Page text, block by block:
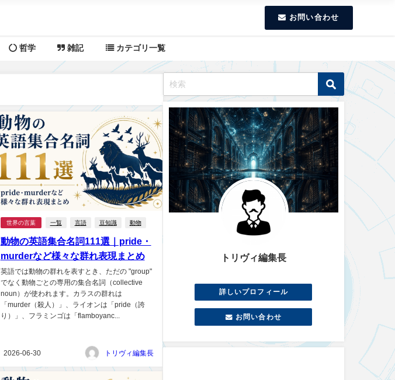
お問い合わせ
哲学 雑記 カテゴリ一覧
世界の言葉 一覧 言語 豆知識 動物
動物の英語集合名詞111選｜pride・
murderなど様々な群れ表現まとめ
英語では動物の群れを表すとき、ただの "group"
でなく動物ごとの専用の集合名詞（collective
noun）が使われます。カラスの群れは
「murder（殺人）」、ライオンは「pride（誇
り）」、フラミンゴは「flamboyanc...
2026-06-30 トリヴィ編集長
トリヴィ編集長
詳しいプロフィール
お問い合わせ